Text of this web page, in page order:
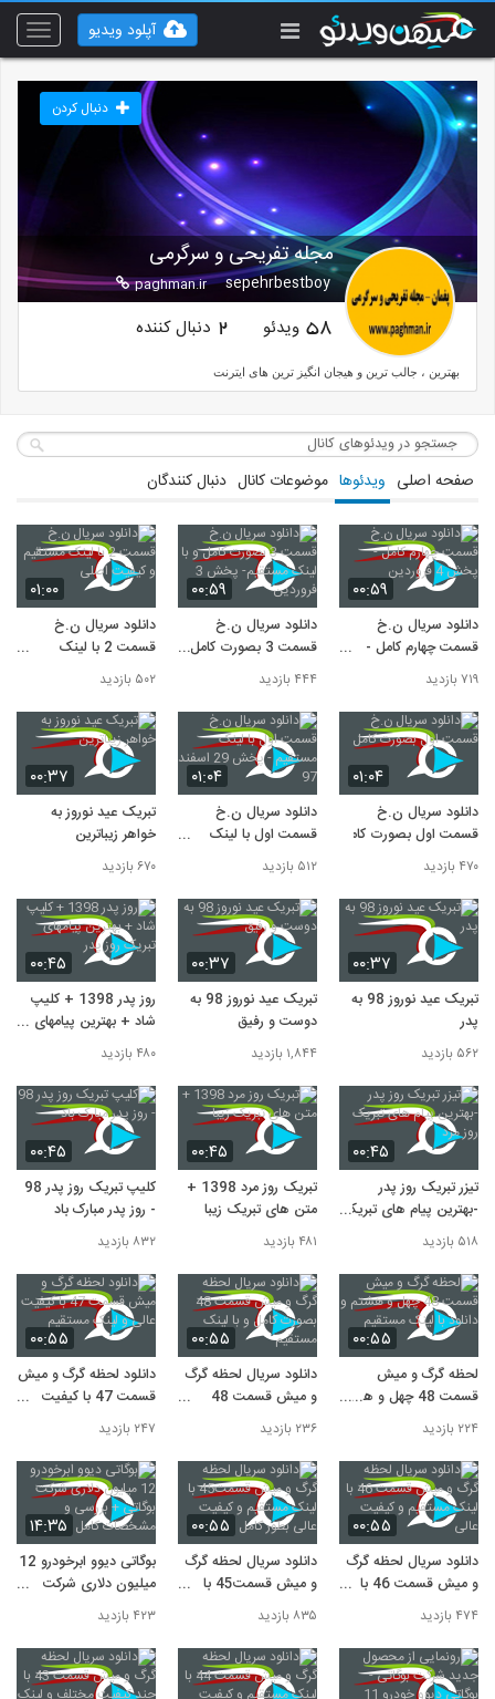
Toggle
آپلود ویدیو
مجله تفریحی و سرگرمی
sepehrbestboy
paghman.ir
دنبال کردن
58 ویدئو 2 دنبال کننده
بهترین ، جالب ترین و هیجان انگیز ترین های ایترنت
صفحه اصلی ویدئوها موضوعات کانال دنبال کنندگان
۰۰:۵۹
دانلود سریال ن.خ
قسمت چهارم کامل -
پخش 4 فروردین
۷۱۹ بازدید
۰۰:۵۹
دانلود سریال ن.خ
قسمت 3 بصورت کامل و
با لینک مستقیم- پخش
۴۴۴ بازدید
۰۱:۰۰
دانلود سریال ن.خ
قسمت 2 با لینک
مستقیم و کیفیت اصلی
۵۰۲ بازدید
۰۱:۰۴
دانلود سریال ن.خ
قسمت اول بصورت کامل
۴۷۰ بازدید
۰۱:۰۴
دانلود سریال ن.خ
قسمت اول با لینک
اسفند 97
۵۱۲ بازدید
۰۰:۳۷
تبریک عید نوروز به
خواهر زیباترین
۶۷۰ بازدید
۰۰:۳۷
تبریک عید نوروز 98 به
پدر
۵۶۲ بازدید
۰۰:۳۷
تبریک عید نوروز 98 به
دوست و رفیق
۱,۸۴۴ بازدید
۰۰:۴۵
روز پدر 1398 + کلیپ
شاد + بهترین پیامهای
تبریک روز پدر۴۸۰ بازدید
۰۰:۴۵
تیزر تبریک روز پدر
-بهترین پیام های تبریک
روز مرد
۵۱۸ بازدید
۰۰:۴۵
تبریک روز مرد 1398 +
متن های تبریک زیبا
۴۸۱ بازدید
۰۰:۴۵
کلیپ تبریک روز پدر 98
- روز پدر مبارک باد
۸۳۲ بازدید
۰۰:۵۵
لحظه گرگ و میش
قسمت 48 چهل و هشتم
و دانلود با لینک مستقیم
۲۲۴ بازدید
۰۰:۵۵
دانلود سریال لحظه گرگ
و میش قسمت 48
بصورت کامل و با لینک
مستقیم
۲۳۶ بازدید
۰۰:۵۵
دانلود لحظه گرگ و میش
قسمت 47 با کیفیت
عالی و لینک مستقیم
۲۴۷ بازدید
۰۰:۵۵
دانلود سریال لحظه گرگ
و میش قسمت 46 با
لینک مستقیم و کیفیت
۴۷۴ بازدید
۰۰:۵۵
دانلود سریال لحظه گرگ
و میش قسمت45 با
لینک مستقیم و کیفیت
عالی بطور کامل
۸۳۵ بازدید
۱۴:۳۵
بوگاتی دیوو ابرخودرو 12
میلیون دلاری شرکت
بوگاتی + بررسی و
مشخصات کامل
۴۲۳ بازدید